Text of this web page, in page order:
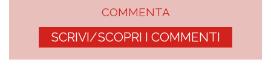
COMMENTA
SCRIVI/SCOPRI I COMMENTI